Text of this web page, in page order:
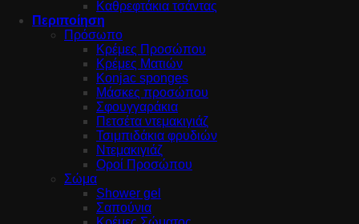
Καθρεφτάκια τσάντας
Περιποίηση
Πρόσωπο
Κρέμες Προσώπου
Κρέμες Ματιών
Konjac sponges
Μάσκες προσώπου
Σφουγγαράκια
Πετσέτα ντεμακιγιάζ
Τσιμπιδάκια φρυδιών
Ντεμακιγιάζ
Οροί Προσώπου
Σώμα
Shower gel
Σαπούνια